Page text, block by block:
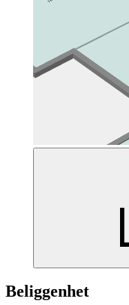
Beliggenhet